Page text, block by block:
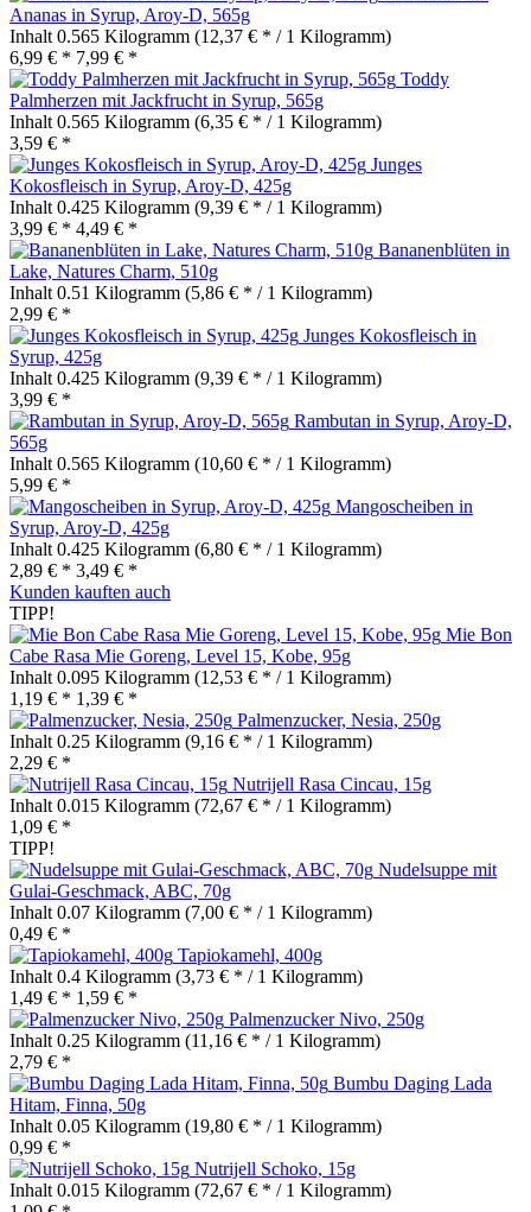
Ananas in Syrup, Aroy-D, 565g
Inhalt 0.565 Kilogramm (12,37 € * / 1 Kilogramm)
6,99 € * 7,99 € *
Toddy
Palmherzen mit Jackfrucht in Syrup, 565g
Inhalt 0.565 Kilogramm (6,35 € * / 1 Kilogramm)
3,59 € *
Junges
Kokosfleisch in Syrup, Aroy-D, 425g
Inhalt 0.425 Kilogramm (9,39 € * / 1 Kilogramm)
3,99 € * 4,49 € *
Bananenblüten in
Lake, Natures Charm, 510g
Inhalt 0.51 Kilogramm (5,86 € * / 1 Kilogramm)
2,99 € *
Junges Kokosfleisch in
Syrup, 425g
Inhalt 0.425 Kilogramm (9,39 € * / 1 Kilogramm)
3,99 € *
Rambutan in Syrup, Aroy-D,
565g
Inhalt 0.565 Kilogramm (10,60 € * / 1 Kilogramm)
5,99 € *
Mangoscheiben in
Syrup, Aroy-D, 425g
Inhalt 0.425 Kilogramm (6,80 € * / 1 Kilogramm)
2,89 € * 3,49 € *
Kunden kauften auch
TIPP!
Mie Bon
Cabe Rasa Mie Goreng, Level 15, Kobe, 95g
Inhalt 0.095 Kilogramm (12,53 € * / 1 Kilogramm)
1,19 € * 1,39 € *
Palmenzucker, Nesia, 250g
Inhalt 0.25 Kilogramm (9,16 € * / 1 Kilogramm)
2,29 € *
Nutrijell Rasa Cincau, 15g
Inhalt 0.015 Kilogramm (72,67 € * / 1 Kilogramm)
1,09 € *
TIPP!
Nudelsuppe mit
Gulai-Geschmack, ABC, 70g
Inhalt 0.07 Kilogramm (7,00 € * / 1 Kilogramm)
0,49 € *
Tapiokamehl, 400g
Inhalt 0.4 Kilogramm (3,73 € * / 1 Kilogramm)
1,49 € * 1,59 € *
Palmenzucker Nivo, 250g
Inhalt 0.25 Kilogramm (11,16 € * / 1 Kilogramm)
2,79 € *
Bumbu Daging Lada
Hitam, Finna, 50g
Inhalt 0.05 Kilogramm (19,80 € * / 1 Kilogramm)
0,99 € *
Nutrijell Schoko, 15g
Inhalt 0.015 Kilogramm (72,67 € * / 1 Kilogramm)